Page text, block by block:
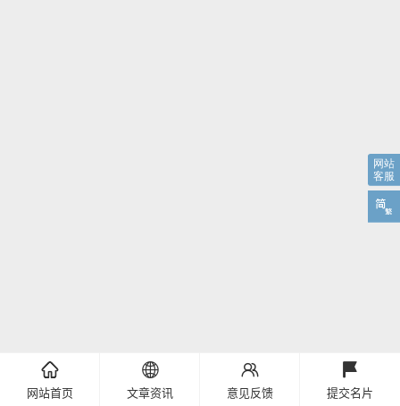
󦌙
网站首页
󦹹
文章资讯
󦃩
意见反馈
󧞩
提交名片